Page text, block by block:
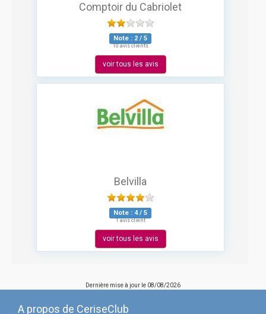
Comptoir du Cabriolet
Note : 2 / 5
10 avis clients
voir tous les avis
Belvilla
Note : 4/ 5
1 avis client
voir tous les avis
Dernière mise à jour le 08/08/2026
A propos de CeriseClub